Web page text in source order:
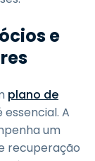
e
plano de
essencial. A
um
recuperação